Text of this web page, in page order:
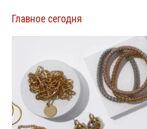
Главное сегодня